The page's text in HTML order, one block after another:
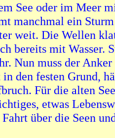
See oder im Meer
manchmal ein
weit. Die Wellen
bereits mit Wasser.
Nun muss der Anker
den festen Grund,
Für die alten
etwas
über die Seen